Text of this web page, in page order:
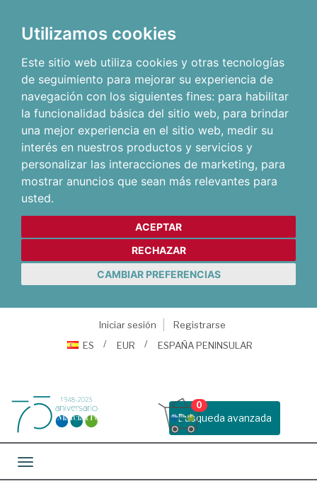
Utilizamos cookies
Este sitio web utiliza cookies y otras tecnologías
de seguimiento para mejorar su experiencia de
navegación con los siguientes fines: para habilitar
la funcionalidad básica del sitio web, para brindar
una mejor experiencia en el sitio web, medir su
interés en nuestros productos y servicios y
personalizar las interacciones de marketing, para
mostrar anuncios que sean más relevantes para
usted.
ACEPTAR
RECHAZAR
CAMBIAR PREFERENCIAS
Iniciar sesión
Registrarse
ES
EUR ESPAÑA PENINSULAR
Busqueda avanzada
0
Toggle navigation